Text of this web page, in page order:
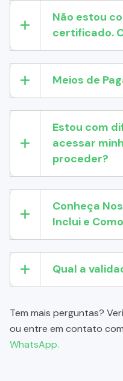
Não estou
certificado.
Meios de
Estou com
acessar
proceder?
Conheça
Inclui e
Qual a
Tem mais perguntas?
ou entre em contato
WhatsApp.